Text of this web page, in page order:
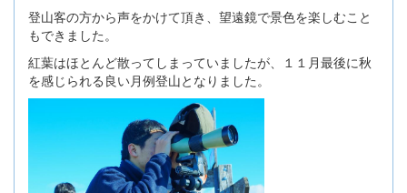
登山客の方から声をかけて頂き、望遠鏡で景色を楽しむこと
もできました。
紅葉はほとんど散ってしまっていましたが、１１月最後に秋
を感じられる良い月例登山となりました。